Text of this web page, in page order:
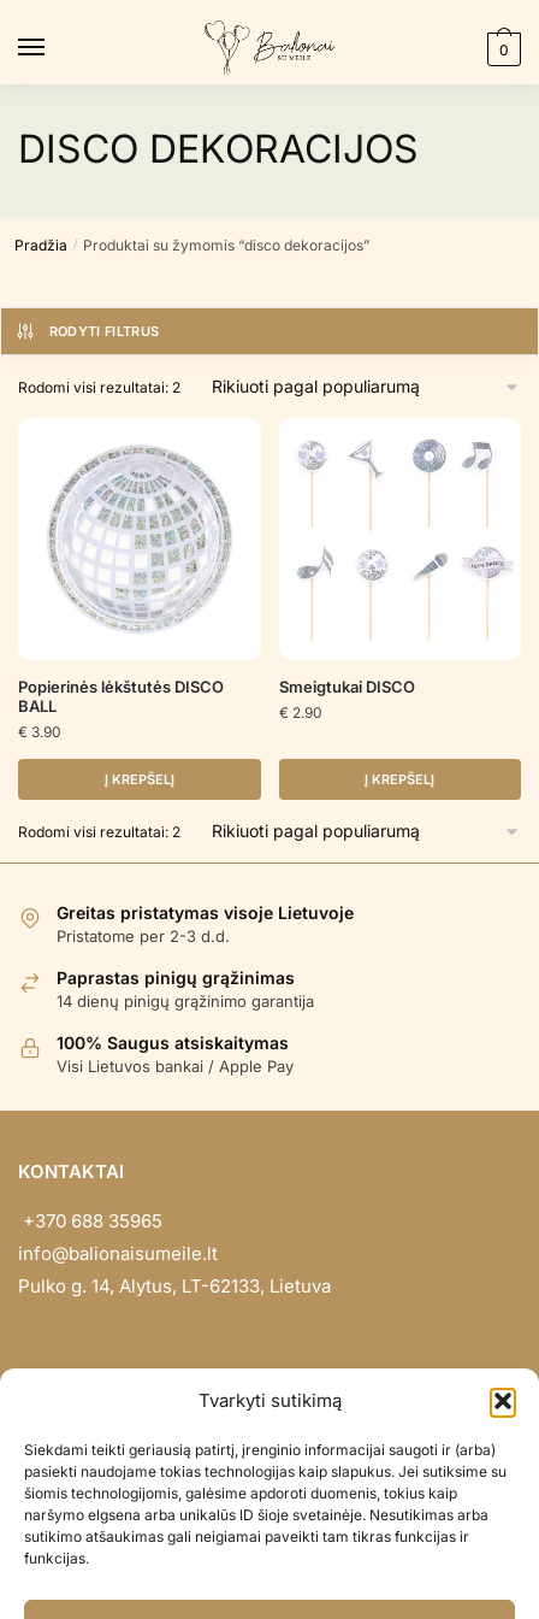
Tvarkyti sutikimą
Siekdami teikti geriausią patirtį, įrenginio informacijai saugoti ir (arba)
pasiekti naudojame tokias technologijas kaip slapukus. Jei sutiksime su
šiomis technologijomis, galėsime apdoroti duomenis, tokius kaip
naršymo elgsena arba unikalūs ID šioje svetainėje. Nesutikimas arba
sutikimo atšaukimas gali neigiamai paveikti tam tikras funkcijas ir
funkcijas.
0
DISCO DEKORACIJOS
Pradžia / Produktai su žymomis “disco dekoracijos”
RODYTI FILTRUS
Rodomi visi rezultatai: 2Rūšiuojama
populiarumą
Popierinės lėkštutės DISCO
BALL
€ 3.90
Į KREPŠELĮ
Smeigtukai DISCO
€ 2.90
Į KREPŠELĮ
Rodomi visi rezultatai: 2Rūšiuojama
Greitas pristatymas visoje Lietuvoje
Pristatome per 2-3 d.d.
Paprastas pinigų grąžinimas
14 dienų pinigų grąžinimo garantija
100% Saugus atsiskaitymas
Visi Lietuvos bankai / Apple Pay
KONTAKTAI
+370 688 35965
info@balionaisumeile.lt
Pulko g. 14, Alytus, LT-62133, Lietuva
Didmena
Darbų portfolio
Privatumo politika
Parduotuvės politika